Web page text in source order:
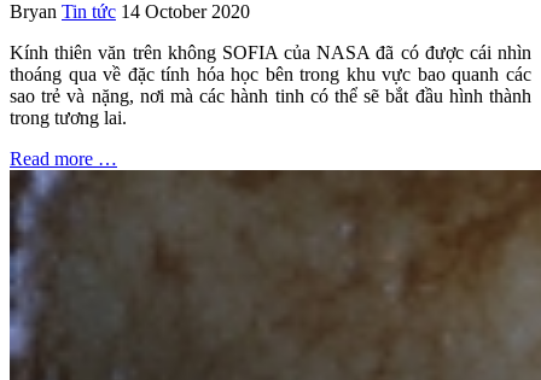
Bryan Tin tức 14 October 2020
Kính thiên văn trên không SOFIA của NASA đã có được cái nhìn
thoáng qua về đặc tính hóa học bên trong khu vực bao quanh các
sao trẻ và nặng, nơi mà các hành tinh có thể sẽ bắt đầu hình thành
trong tương lai.
Read more …